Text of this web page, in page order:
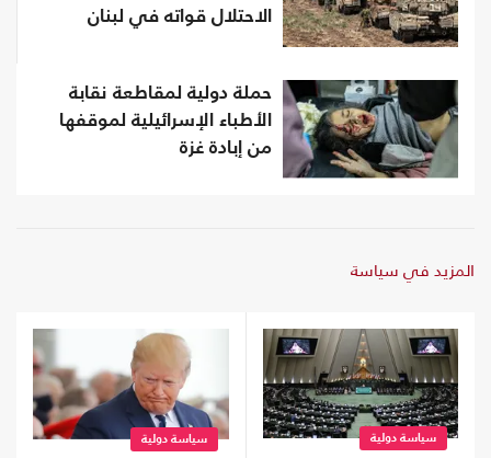
الاحتلال قواته في لبنان
حملة دولية لمقاطعة نقابة
الأطباء الإسرائيلية لموقفها
من إبادة غزة
المزيد في سياسة
سياسة دولية سياسة دولية